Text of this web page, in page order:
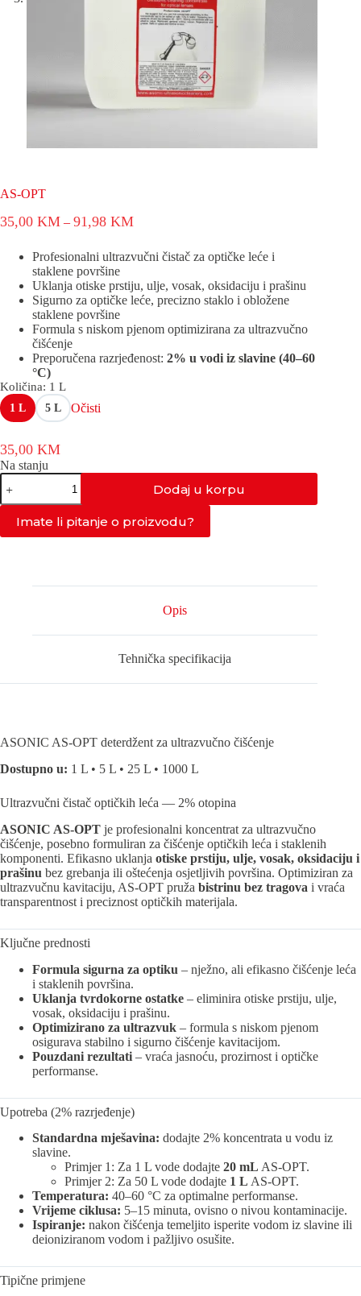
AS-OPT
35,00 KM – 91,98 KMRaspon
od
35,00 KM
91,98 KM
Profesionalni ultrazvučni čistač za optičke leće i
staklene površine
Uklanja otiske prstiju, ulje, vosak, oksidaciju i prašinu
Sigurno za optičke leće, precizno staklo i obložene
staklene površine
Formula s niskom pjenom optimizirana za ultrazvučno
čišćenje
Preporučena razrjeđenost: 2% u vodi iz slavine (40–60
°C)
Količina: 1 L
1 L 5 L Očisti
35,00 KM
Na stanju
AS-
OPT
količina
Dodaj u korpu
Imate li pitanje o proizvodu?
Opis
Tehnička specifikacija
ASONIC AS-OPT deterdžent za ultrazvučno čišćenje
Dostupno u: 1 L • 5 L • 25 L • 1000 L
Ultrazvučni čistač optičkih leća — 2% otopina
ASONIC AS-OPT je profesionalni koncentrat za ultrazvučno
čišćenje, posebno formuliran za čišćenje optičkih leća i staklenih
komponenti. Efikasno uklanja otiske prstiju, ulje, vosak, oksidaciju i
prašinu bez grebanja ili oštećenja osjetljivih površina. Optimiziran za
ultrazvučnu kavitaciju, AS-OPT pruža bistrinu bez tragova i vraća
transparentnost i preciznost optičkih materijala.
Ključne prednosti
Formula sigurna za optiku – nježno, ali efikasno čišćenje leća
i staklenih površina.
Uklanja tvrdokorne ostatke – eliminira otiske prstiju, ulje,
vosak, oksidaciju i prašinu.
Optimizirano za ultrazvuk – formula s niskom pjenom
osigurava stabilno i sigurno čišćenje kavitacijom.
Pouzdani rezultati – vraća jasnoću, prozirnost i optičke
performanse.
Upotreba (2% razrjeđenje)
Standardna mješavina: dodajte 2% koncentrata u vodu iz
slavine.
Primjer 1: Za 1 L vode dodajte 20 mL AS-OPT.
Primjer 2: Za 50 L vode dodajte 1 L AS-OPT.
Temperatura: 40–60 °C za optimalne performanse.
Vrijeme ciklusa: 5–15 minuta, ovisno o nivou kontaminacije.
Ispiranje: nakon čišćenja temeljito isperite vodom iz slavine ili
deioniziranom vodom i pažljivo osušite.
Tipične primjene